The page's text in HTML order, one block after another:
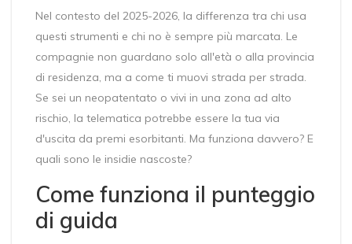
Nel contesto del 2025-2026, la differenza tra chi usa
questi strumenti e chi no è sempre più marcata. Le
compagnie non guardano solo all'età o alla provincia
di residenza, ma a come ti muovi strada per strada.
Se sei un neopatentato o vivi in una zona ad alto
rischio, la telematica potrebbe essere la tua via
d'uscita da premi esorbitanti. Ma funziona davvero? E
quali sono le insidie nascoste?
Come funziona il punteggio
di guida